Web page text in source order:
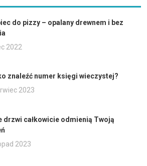
do pizzy – opalany drewnem i bez
2022
znaleźć numer księgi wieczystej?
2023
drzwi całkowicie odmienią Twoją
2023